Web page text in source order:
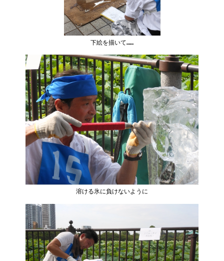
下絵を描いて……
溶ける氷に負けないように